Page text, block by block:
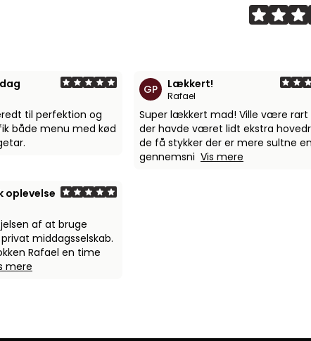
til perfektion og
både menu med kød
GP Lækkert!
Rafael
Super lækkert mad! Ville være rart
der havde været lidt ekstra
de få stykker der er mere sultne
gennemsni Vis mere
oplevelse
af at bruge
middagsselskab.
Rafael en time
mere